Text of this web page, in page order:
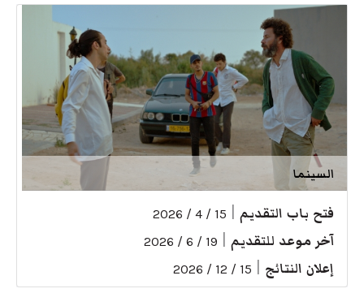
السينما
فتح باب التقديم 15 / 4 / 2026
آخر موعد للتقديم 19 / 6 / 2026
إعلان النتائج 15 / 12 / 2026